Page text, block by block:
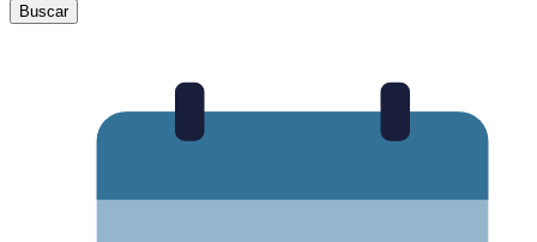
Buscar